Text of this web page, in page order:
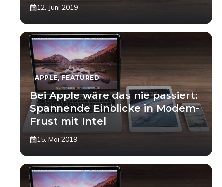
12. Juni 2019
APPLE,FEATURED
Bei Apple wäre das nie passiert:
Spannende Einblicke in Modem-
Frust mit Intel
15. Mai 2019